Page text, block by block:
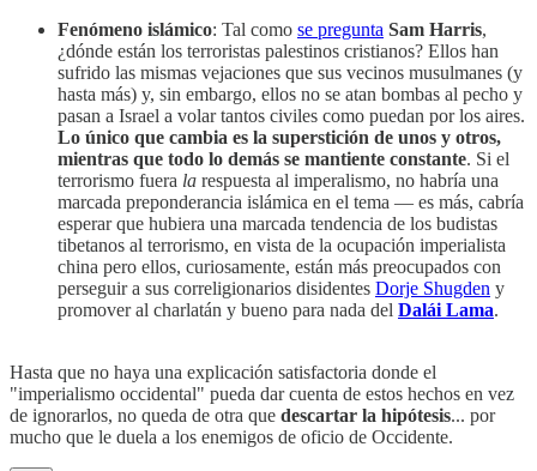
Fenómeno islámico: Tal como se pregunta Sam Harris,
¿dónde están los terroristas palestinos cristianos? Ellos han
sufrido las mismas vejaciones que sus vecinos musulmanes (y
hasta más) y, sin embargo, ellos no se atan bombas al pecho y
pasan a Israel a volar tantos civiles como puedan por los aires.
Lo único que cambia es la superstición de unos y otros,
mientras que todo lo demás se mantiente constante. Si el
terrorismo fuera la respuesta al imperalismo, no habría una
marcada preponderancia islámica en el tema — es más, cabría
esperar que hubiera una marcada tendencia de los budistas
tibetanos al terrorismo, en vista de la ocupación imperialista
china pero ellos, curiosamente, están más preocupados con
perseguir a sus correligionarios disidentes Dorje Shugden y
promover al charlatán y bueno para nada del Dalái Lama.
Hasta que no haya una explicación satisfactoria donde el
"imperialismo occidental" pueda dar cuenta de estos hechos en vez
de ignorarlos, no queda de otra que descartar la hipótesis... por
mucho que le duela a los enemigos de oficio de Occidente.